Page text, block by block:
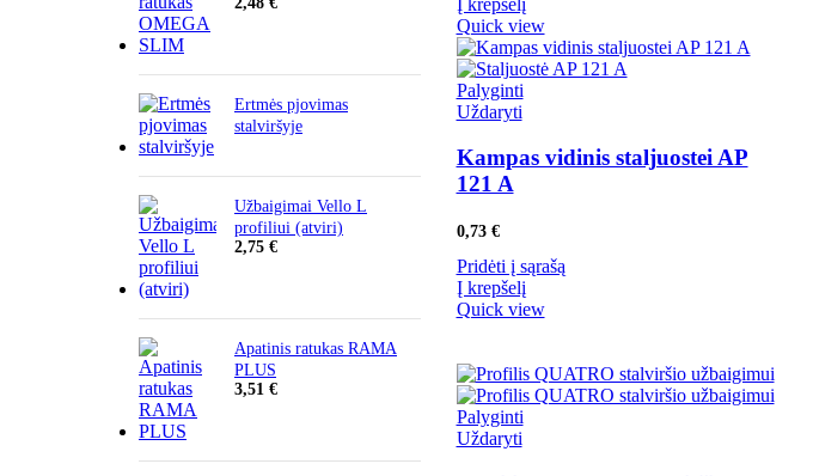
Ertmės pjovimas
stalviršyje
Užbaigimai Vello L
profiliui (atviri)
2,75 €
Apatinis ratukas RAMA
PLUS
3,51 €
Quick view
Palyginti
Uždaryti
Kampas vidinis staljuostei AP
121 A
0,73 €
Pridėti į sąrašą
Į krepšelį
Quick view
Palyginti
Uždaryti